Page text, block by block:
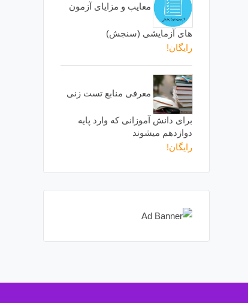
معایب و مزایای آزمون
های آزمایشی (سنجش)
رایگان!
معرفی منابع تست زنی
برای دانش آموزانی که وارد پایه
دوازدهم میشوند
رایگان!